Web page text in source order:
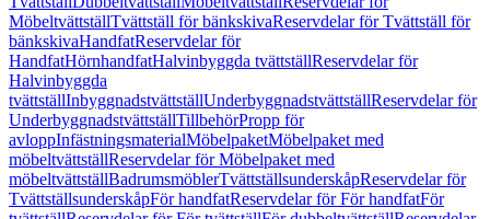
MöbeltvättställTvättställ för bänkskivaReservdelar för Tvättställ för
bänkskivaHandfatReservdelar för
HandfatHörnhandfatHalvinbyggda tvättställReservdelar för
Halvinbyggda
tvättställInbyggnadstvättställUnderbyggnadstvättställReservdelar för
UnderbyggnadstvättställTillbehörPropp för
avloppInfästningsmaterialMöbelpaketMöbelpaket med
möbeltvättställReservdelar för Möbelpaket med
möbeltvättställBadrumsmöblerTvättställsunderskåpReservdelar för
TvättställsunderskåpFör handfatReservdelar för För handfatFör